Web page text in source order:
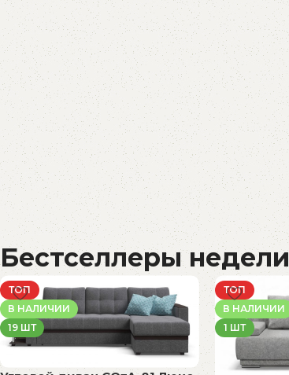
Бестселлеры недели
ТОП
В НАЛИЧИИ
19 ШТ
ТОП
В НАЛИЧИИ
1 ШТ